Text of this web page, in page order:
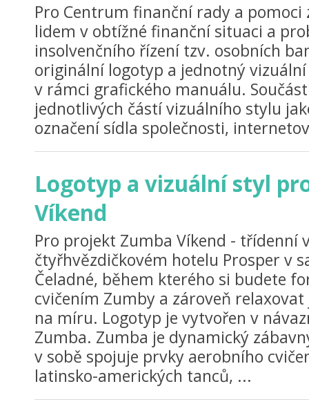
Pro Centrum finanční rady a pomoci
lidem v obtížné finanční situaci a
insolvenčního řízení tzv. osobních
originální logotyp a jednotný
v rámci grafického manuálu.
jednotlivých částí vizuálního stylu
označení sídla společnosti,
Logotyp a vizuální styl
Víkend
Pro projekt Zumba Víkend - třídenní
čtyřhvězdičkovém hotelu Prosper v
Čeladné, během kterého si budete
cvičením Zumby a zároveň
na míru. Logotyp je vytvořen v
Zumba. Zumba je dynamický
v sobě spojuje prvky aerobního
latinsko-amerických tanců, ...